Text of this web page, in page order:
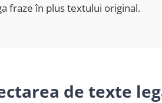
fraze în plus textului original.
de texte